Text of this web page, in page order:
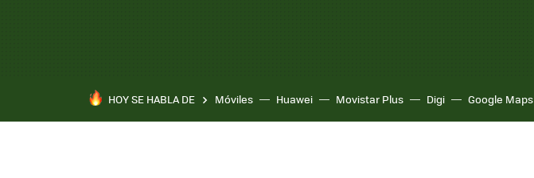
HOY SE HABLA DE Móviles Huawei Movistar Plus Digi Google Maps